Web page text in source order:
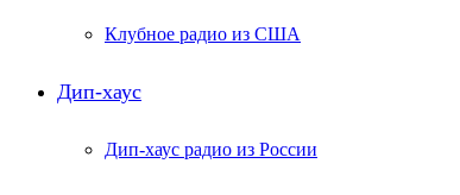
Клубное радио из США
Дип-хаус
Дип-хаус радио из России